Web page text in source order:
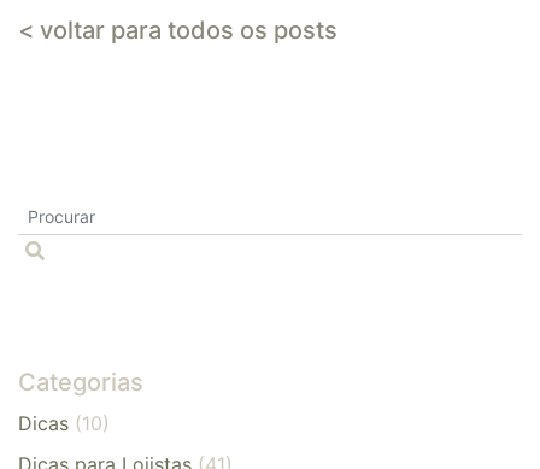
< voltar para todos os posts
Categorias
Dicas (10)